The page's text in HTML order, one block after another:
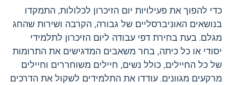
כדי להפוך את פעילויות יום הזיכרון לכלולות, התמקדו
בנושאים האוניברסליים של גבורה, הקרבה ושירות שהחג
מגלם. בעת בחירת דפי עבודה ליום הזיכרון לתלמידי
יסודי או כל כיתה, בחר משאבים המדגישים את התרומות
של כל החיילים, כולל נשים, חיילים משוחררים וחיילים
מרקעים מגוונים. עודדו את התלמידים לשקול את הדרכים